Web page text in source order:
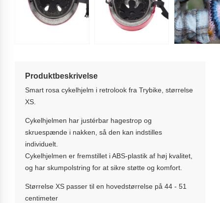
Produktbeskrivelse
Smart rosa cykelhjelm i retrolook fra Trybike, størrelse
XS.
Cykelhjelmen har justérbar hagestrop og
skruespænde i nakken, så den kan indstilles
individuelt.
Cykelhjelmen er fremstillet i ABS-plastik af høj kvalitet,
og har skumpolstring for at sikre støtte og komfort.
Størrelse XS passer til en hovedstørrelse på 44 - 51
centimeter